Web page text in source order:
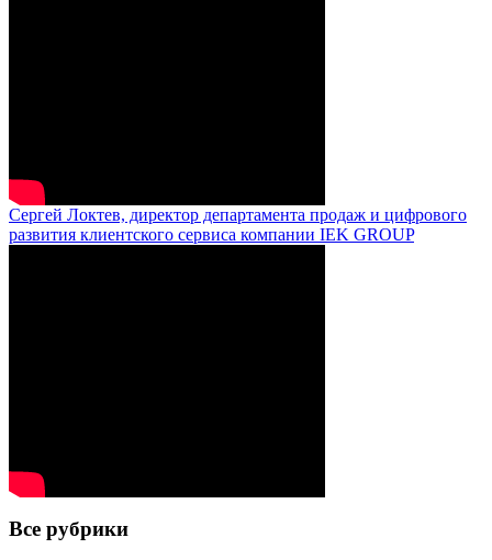
Сергей Локтев, директор департамента продаж и цифрового
развития клиентского сервиса компании IEK GROUP
Все рубрики